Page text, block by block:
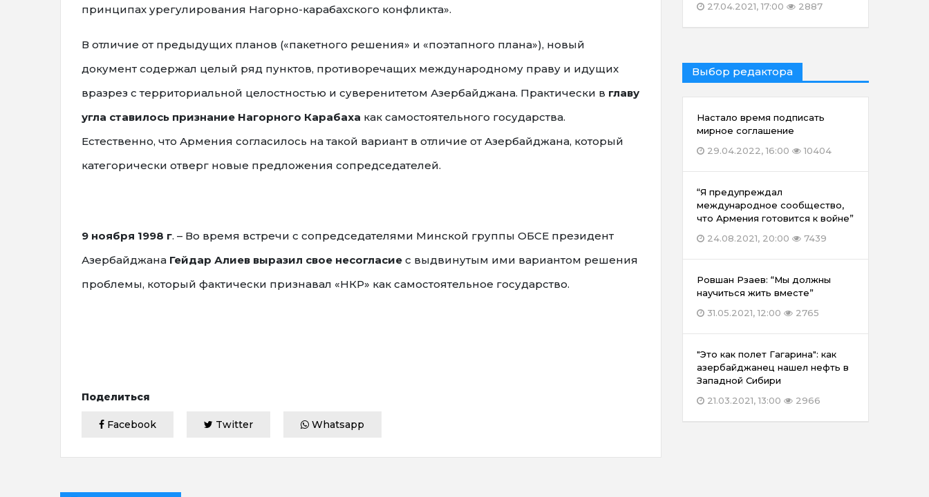
принципах урегулирования Нагорно-карабахского конфликта».
В отличие от предыдущих планов («пакетного решения» и «поэтапного плана»), новый
документ содержал целый ряд пунктов, противоречащих международному праву и идущих
вразрез с территориальной целостностью и суверенитетом Азербайджана. Практически в главу
угла ставилось признание Нагорного Карабаха как самостоятельного государства.
Естественно, что Армения согласилось на такой вариант в отличие от Азербайджана, который
категорически отверг новые предложения сопредседателей.
9 ноября 1998 г. – Во время встречи с сопредседателями Минской группы ОБСЕ президент
Азербайджана Гейдар Алиев выразил свое несогласие с выдвинутым ими вариантом решения
проблемы, который фактически признавал «НКР» как самостоятельное государство.
Поделиться
Facebook Twitter Whatsapp
27.04.2021, 17:00
2887
Выбор редактора
Настало время подписать
мирное соглашение
29.04.2022, 16:00
10404
“Я предупреждал
международное сообщество,
что Армения готовится к войне”
24.08.2021, 20:00
7439
Ровшан Рзаев: “Мы должны
научиться жить вместе”
31.05.2021, 12:00
2765
"Это как полет Гагарина": как
азербайджанец нашел нефть в
Западной Сибири
21.03.2021, 13:00
2966